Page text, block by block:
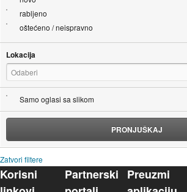
rabljeno
oštećeno / neispravno
Lokacija
Odaberi
Samo oglasi sa slikom
PRONJUŠKAJ
Zatvori filtere
Korisni
Partnerski
Preuzmi